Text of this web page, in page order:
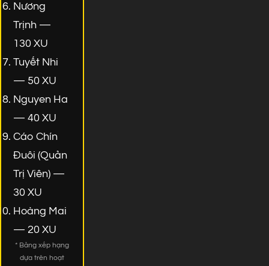
Nương
Trịnh —
130 XU
Tuyết Nhi
— 50 XU
Nguyen Ha
— 40 XU
Cáo Chín
Đuôi (Quản
Trị Viên) —
30 XU
Hoàng Mai
— 20 XU
* Bảng xếp hạng
dựa trên hoạt